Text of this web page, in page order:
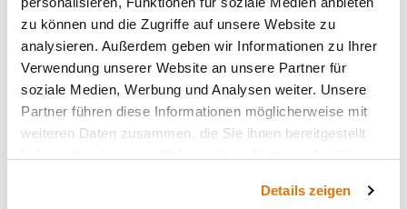
zu können und die Zugriffe auf unsere Website zu
analysieren. Außerdem geben wir Informationen zu Ihrer
Verwendung unserer Website an unsere Partner für
soziale Medien, Werbung und Analysen weiter. Unsere
Partner führen diese Informationen möglicherweise mit
weiteren Daten zusammen, die Sie ihnen bereitgestellt
Details zeigen